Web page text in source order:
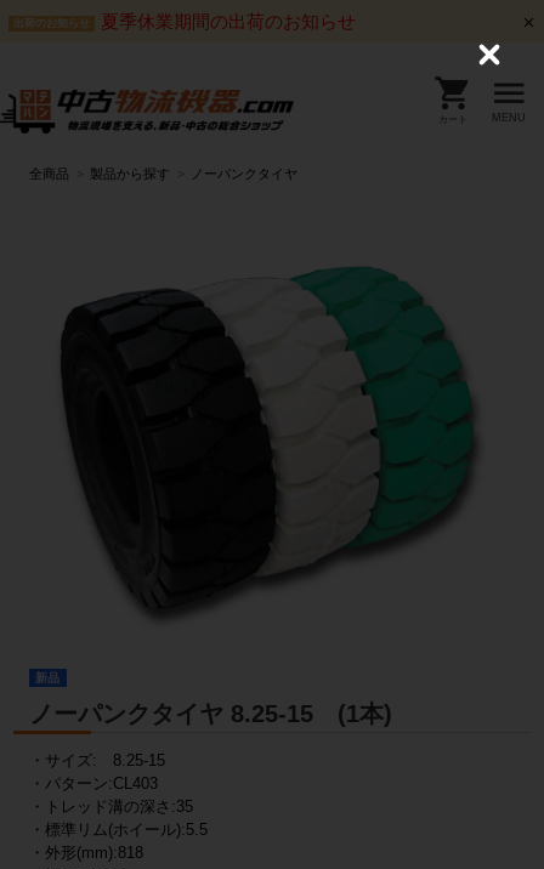
出荷のお知らせ 夏季休業期間の出荷のお知らせ
カート MENU
全商品 製品から探す ノーパンクタイヤ
新品
ノーパンクタイヤ 8.25-15 (1本)
・サイズ: 8.25-15
・パターン:CL403
・トレッド溝の深さ:35
・標準リム(ホイール):5.5
・外形(mm):818
C
o
s